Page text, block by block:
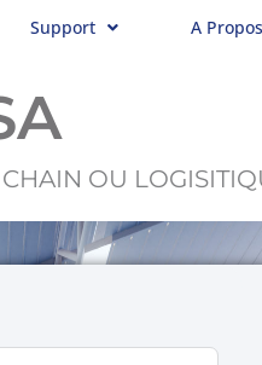
Support A Propos
OU